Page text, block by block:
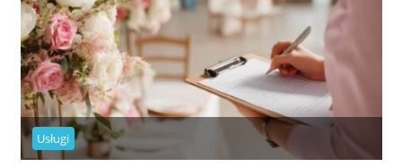
Usługi